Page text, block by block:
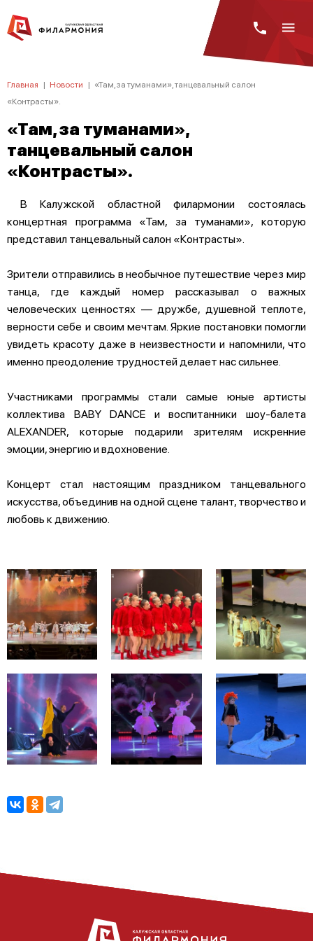
Главная | Новости | «Там, за туманами», танцевальный салон
«Контрасты».
«Там, за туманами»,
танцевальный салон
«Контрасты».
В Калужской областной филармонии состоялась
концертная программа «Там, за туманами», которую
представил танцевальный салон «Контрасты».
Зрители отправились в необычное путешествие через мир
танца, где каждый номер рассказывал о важных
человеческих ценностях — дружбе, душевной теплоте,
верности себе и своим мечтам. Яркие постановки помогли
увидеть красоту даже в неизвестности и напомнили, что
именно преодоление трудностей делает нас сильнее.
Участниками программы стали самые юные артисты
коллектива BABY DANCE и воспитанники шоу-балета
ALEXANDER, которые подарили зрителям искренние
эмоции, энергию и вдохновение.
Концерт стал настоящим праздником танцевального
искусства, объединив на одной сцене талант, творчество и
любовь к движению.